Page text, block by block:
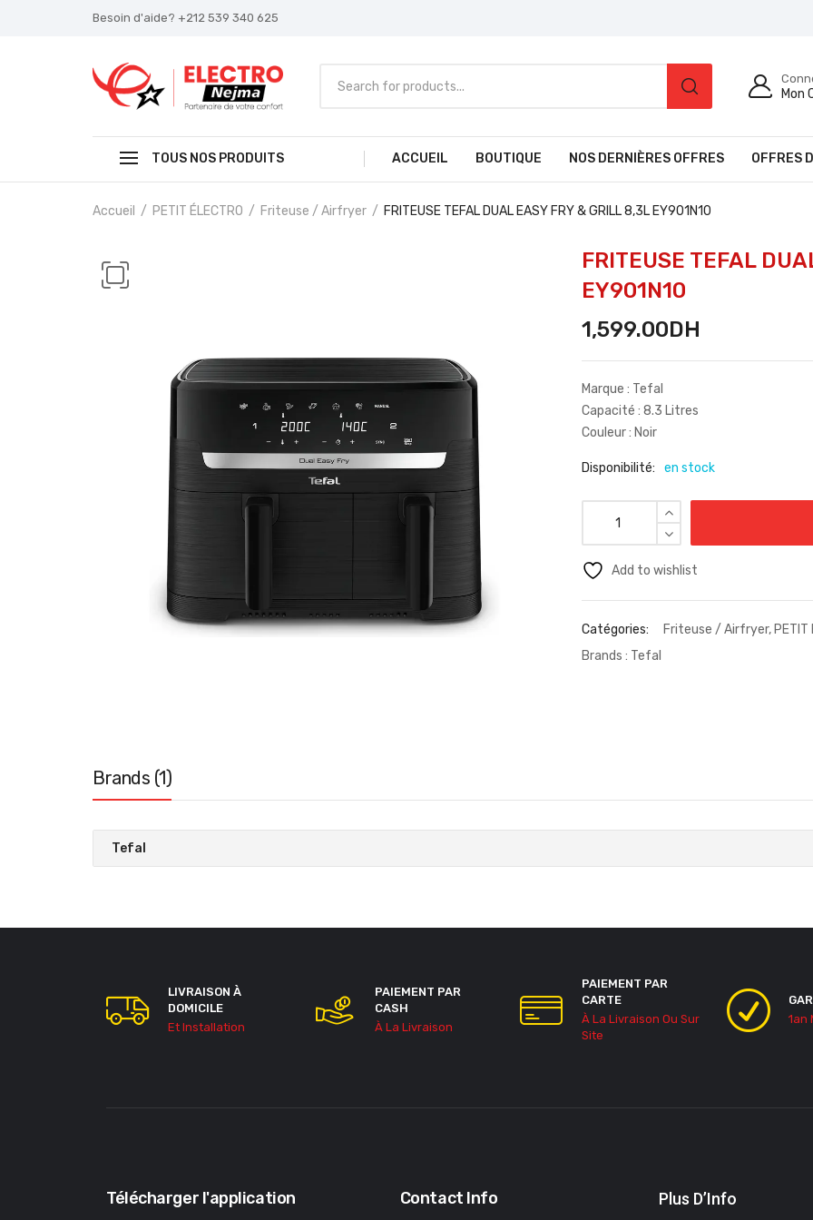
Besoin d'aide? +212 539 340 625
Mon
TOUS NOS PRODUITS ACCUEIL BOUTIQUE NOS DERNIÈRES OFFRES OFFRES
Accueil PETIT ÉLECTRO Friteuse / Airfryer FRITEUSE TEFAL DUAL EASY FRY & GRILL 8,3L EY901N10
FRITEUSE TEFAL
EY901N10
1,599.00DH
Marque : Tefal
Capacité : 8.3 Litres
Couleur : Noir
Disponibilité: en stock
Add to wishlist
Catégories: Friteuse / Airfryer, PETIT
Brands : Tefal
Brands (1)
Tefal
LIVRAISON À
DOMICILE
Et Installation
PAIEMENT PAR
CASH
À La Livraison
PAIEMENT PAR
CARTE
À La Livraison Ou Sur
Site
1an
Télécharger l'application Contact Info Plus D’Info